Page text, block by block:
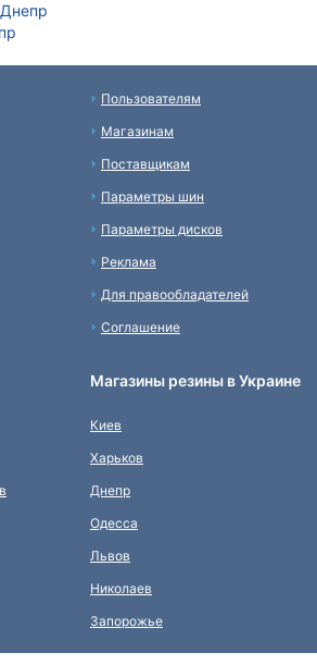
Пользователям
Магазинам
Поставщикам
Параметры шин
Параметры дисков
Реклама
Для правообладателей
Соглашение
Магазины резины в Украине
Киев
Харьков
Днепр
Одесса
Львов
Николаев
Запорожье